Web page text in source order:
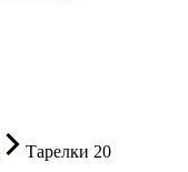
Тарелки 20